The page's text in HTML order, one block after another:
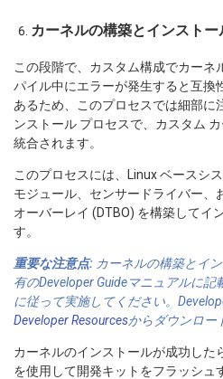
カーネルの構築とインストー
この段階で、カスタム構成でカーネ
パイル中にエラーが発生すると互換
あるため、このプロセスでは細部に
ンストール プロセスで、カスタム
統合されます。
このプロセスには、Linux ベースシ
モジュール、センサードライバー、
オーバーレイ (DTBO) を構築してイ
す。
重要な注意点: カーネルの構築とイ
有のDeveloper Guideマニュアルに
に従って実施してください。
Developer Resourcesからダウンロー
カーネルのインストールが成功した
を使用して開発キットをフラッシュ